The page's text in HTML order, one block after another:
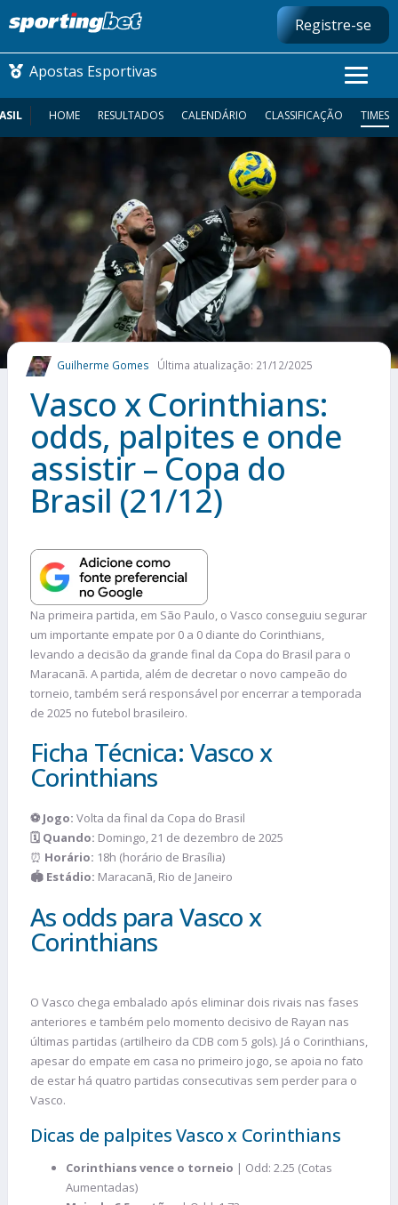
Registre-se
Apostas Esportivas
CONMEBOL LIBERTADORES
FUTEBOL NACIONAL
FUTEBOL INTERNACIONAL
COMO APOSTAR
MAIS ESPORTES
HOME RESULTADOS CALENDÁRIO CLASSIFICAÇÃO TIMES
Guilherme Gomes Última atualização: 21/12/2025
Vasco x Corinthians:
odds, palpites e onde
assistir – Copa do
Brasil (21/12)
Na primeira partida, em São Paulo, o Vasco conseguiu segurar
um importante empate por 0 a 0 diante do Corinthians,
levando a decisão da grande final da Copa do Brasil para o
Maracanã. A partida, além de decretar o novo campeão do
torneio, também será responsável por encerrar a temporada
de 2025 no futebol brasileiro.
Ficha Técnica: Vasco x
Corinthians
⚽ Jogo: Volta da final da Copa do Brasil
🗓️ Quando: Domingo, 21 de dezembro de 2025
⏰ Horário: 18h (horário de Brasília)
🏟️ Estádio: Maracanã, Rio de Janeiro
As odds para Vasco x
Corinthians
O Vasco chega embalado após eliminar dois rivais nas fases
anteriores e também pelo momento decisivo de Rayan nas
últimas partidas (artilheiro da CDB com 5 gols). Já o Corinthians,
apesar do empate em casa no primeiro jogo, se apoia no fato
de estar há quatro partidas consecutivas sem perder para o
Vasco.
Dicas de palpites Vasco x Corinthians
Corinthians vence o torneio | Odd: 2.25 (Cotas
Aumentadas)